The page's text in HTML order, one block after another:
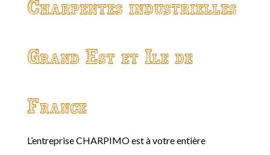
Charpentes industrielles
Grand Est et Ile de
France
L’entreprise CHARPIMO est à votre entière